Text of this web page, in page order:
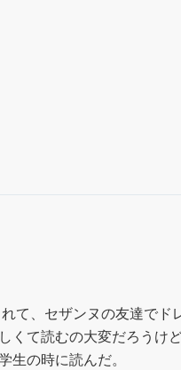
て、セザンヌの友達で
くて読むの大変だろうけ
生の時に読んだ。